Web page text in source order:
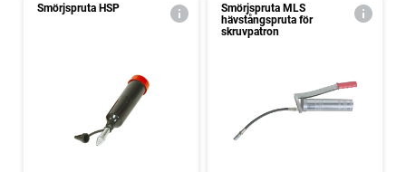
Smörjspruta HSP
Smörjspruta MLS
hävstångspruta för
skruvpatron